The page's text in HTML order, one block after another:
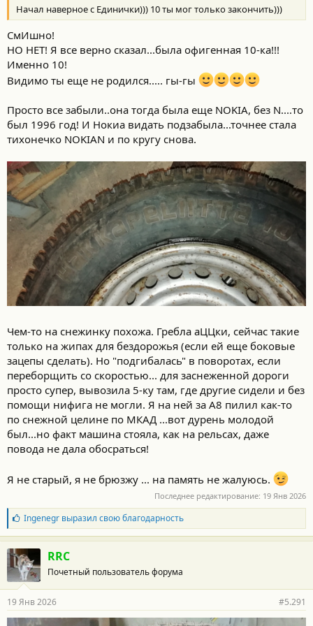
Начал наверное с Единички))) 10 ты мог только закончить)))
СмИшно!
НО НЕТ! Я все верно сказал...была офигенная 10-ка!!!
Именно 10!
Видимо ты еще не родился..... гы-гы
Просто все забыли..она тогда была еще NOKIA, без N....то
был 1996 год! И Нокиа видать подзабыла...точнее стала
тихонечко NOKIAN и по кругу снова.
Чем-то на снежинку похожа. Гребла аЦЦки, сейчас такие
только на жипах для бездорожья (если ей еще боковые
зацепы сделать). Но "подгибалась" в поворотах, если
переборщить со скоростью... для заснеженной дороги
просто супер, вывозила 5-ку там, где другие сидели и без
помощи нифига не могли. Я на ней за А8 пилил как-то
по снежной целине по МКАД ...вот дурень молодой
был...но факт машина стояла, как на рельсах, даже
повода не дала обосраться!
Я не старый, я не брюзжу ... на память не жалуюсь.
Последнее редактирование: 19 Янв 2026
Б
л
а
г
о
д
а
н
о
Ingenegrвыразил свою благодарность
RRC
Почетный пользователь форума
19 Янв 2026 #5.291